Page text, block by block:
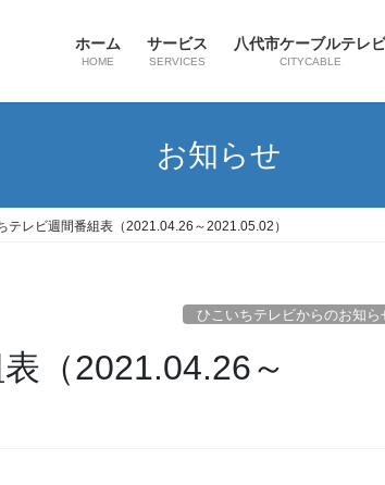
ホーム
HOME
サービス
SERVICES
八代市ケーブルテレビ
CITYCABLE
お知らせ
テレビ週間番組表（2021.04.26～2021.05.02）
ひこいちテレビからのお知ら
（2021.04.26～